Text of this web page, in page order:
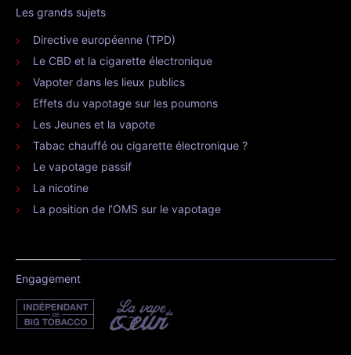
Les grands sujets
Directive européenne (TPD)
Le CBD et la cigarette électronique
Vapoter dans les lieux publics
Effets du vapotage sur les poumons
Les Jeunes et la vapote
Tabac chauffé ou cigarette électronique ?
Le vapotage passif
La nicotine
La position de l’OMS sur le vapotage
Engagement